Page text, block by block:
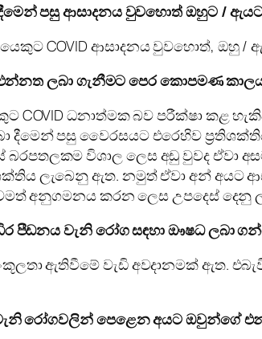
පසු ආසාදනය වුවහොත් ඔහුට / ඇයට
COVID ආසාදනය වුවහොත්, ඔහු /
එන්නත ලබා ගැනීමට පෙර කොපමණ
COVID ධනාත්මක බව පරීක්ෂා කළ
පසු වෛරසයට එරෙහිව
බරපතලකම විශාල ලෙස අඩු වුවද
ලැබෙනු ඇත. නමුත් ඒවා අන් අයට
අනුගමනය කරන ලෙස උපදෙස් දෙනු
පීඩනය වැනි රෝග සඳහා ඖෂධ ලබා
ඇතිවීමේ වැඩි අවදානමක් ඇත.
රෝගවලින් පෙළෙන අයට ඔවුන්ගේ